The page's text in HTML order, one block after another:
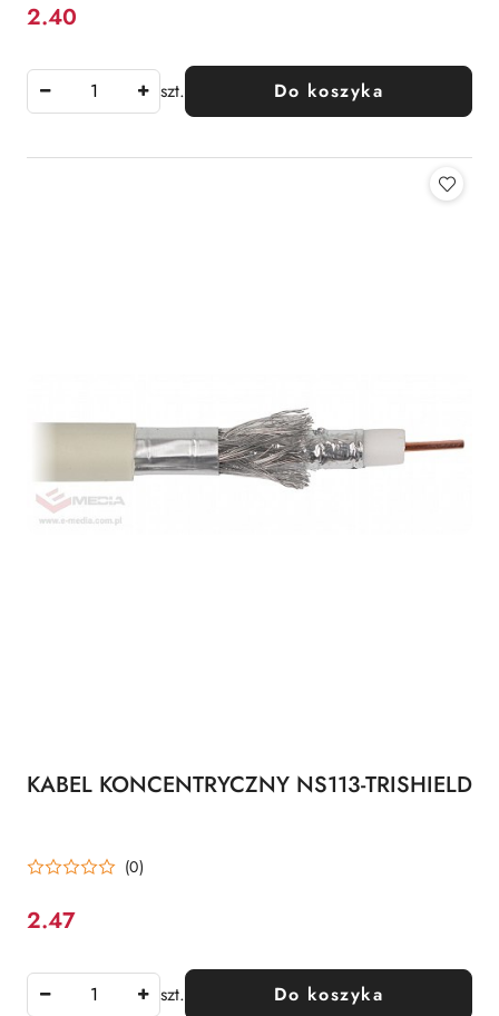
Cena:
2.40
szt. Do koszyka
KABEL KONCENTRYCZNY NS113-TRISHIELD
(0)
Cena:
2.47
szt. Do koszyka